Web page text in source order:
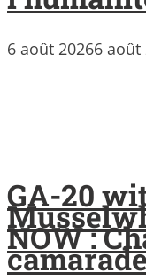
6 août 20266 août
GA-20
NOW :